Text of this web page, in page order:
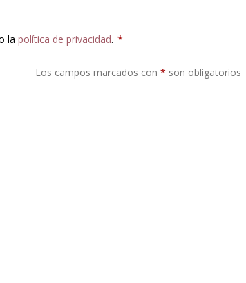
lapolítica de privacidad. *
Los campos marcados con * son obligatorios